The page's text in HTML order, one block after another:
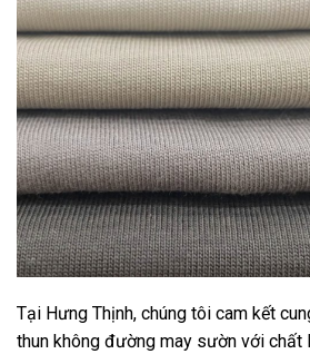
Tại Hưng Thịnh, chúng tôi cam kết
thun không đường may sườn với chất